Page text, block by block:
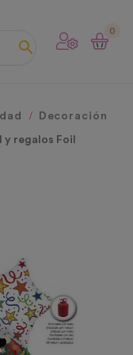

0
Decoración
y regalos Foil